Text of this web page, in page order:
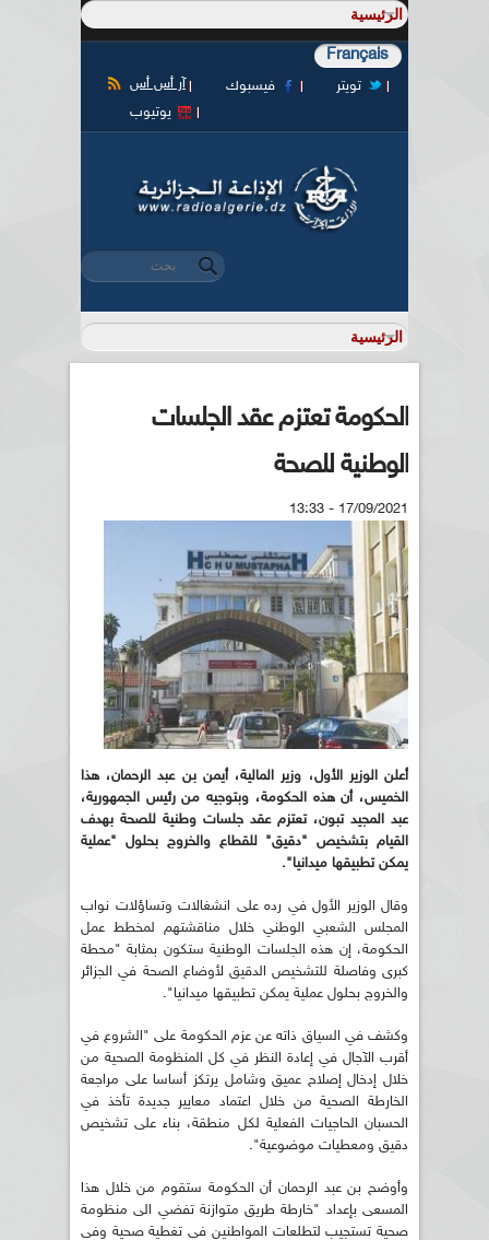
Français
آر أس أس فيسبوك
تويتر
يوتيوب
استمارة البحث
‏بحث ‏
الحكومة تعتزم عقد الجلسات
الوطنية للصحة
17/09/2021 - 13:33
أعلن الوزير الأول، وزير المالية، أيمن بن عبد الرحمان، هذا
الخميس، أن هذه الحكومة، وبتوجيه من رئيس الجمهورية،
عبد المجيد تبون، تعتزم عقد جلسات وطنية للصحة بهدف
القيام بتشخيص "دقيق" للقطاع والخروج بحلول "عملية
يمكن تطبيقها ميدانيا".
وقال الوزير الأول في رده على انشغالات وتساؤلات نواب
المجلس الشعبي الوطني خلال مناقشتهم لمخطط عمل
الحكومة، إن هذه الجلسات الوطنية ستكون بمثابة "محطة
كبرى وفاصلة للتشخيص الدقيق لأوضاع الصحة في الجزائر
والخروج بحلول عملية يمكن تطبيقها ميدانيا".
وكشف في السياق ذاته عن عزم الحكومة على "الشروع في
أقرب الآجال في إعادة النظر في كل المنظومة الصحية من
خلال إدخال إصلاح عميق وشامل يرتكز أساسا على مراجعة
الخارطة الصحية من خلال اعتماد معايير جديدة تأخذ في
الحسبان الحاجيات الفعلية لكل منطقة، بناء على تشخيص
دقيق ومعطيات موضوعية".
وأوضح بن عبد الرحمان أن الحكومة ستقوم من خلال هذا
المسعى بإعداد "خارطة طريق متوازنة تفضي الى منظومة
صحية تستجيب لتطلعات المواطنين في تغطية صحية وفي